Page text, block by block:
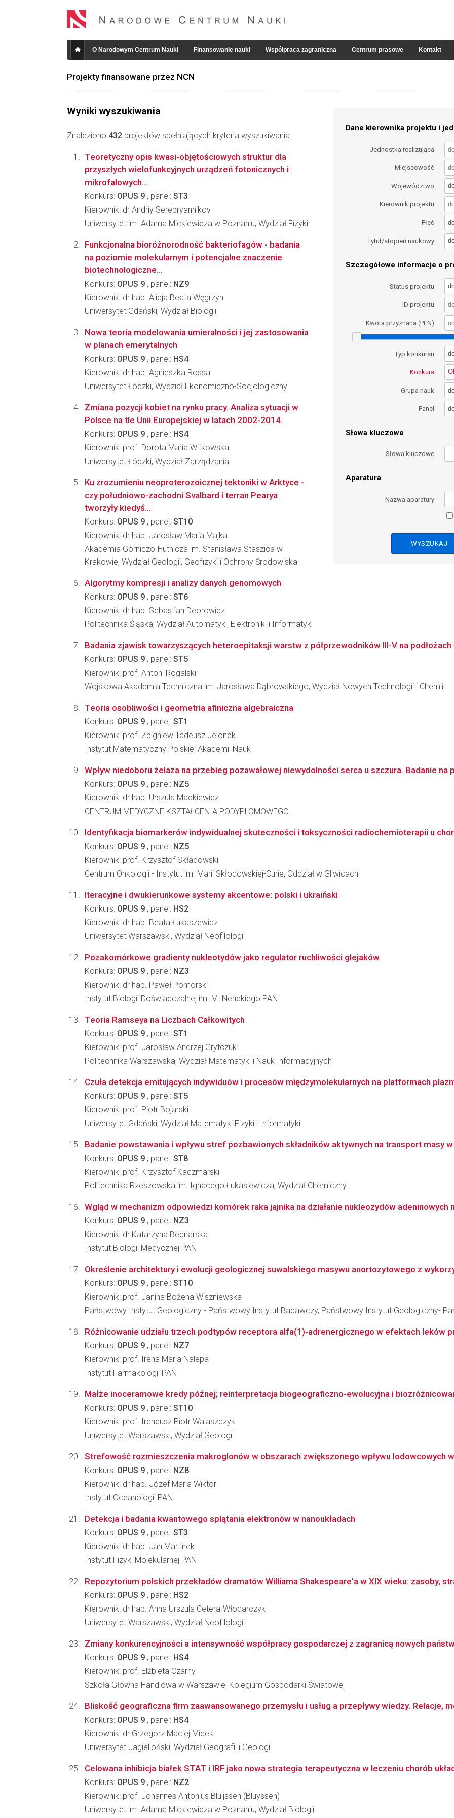
O Narodowym Centrum Nauki Finansowanie nauki Współpraca zagraniczna Centrum prasowe Kontakt
Projekty finansowane przez NCN
Wyniki wyszukiwania
Znaleziono 432 projektów spełniających kryteria wyszukiwania:
Dane kierownika projektu i
Jednostka realizująca
Miejscowość
Województwo
Kierownik projektu
Płeć
Tytuł/stopień naukowy
Szczegółowe informacje o
Status projektu
ID projektu
Kwota przyznana (PLN)
Typ konkursu
Konkurs
Grupa nauk
Panel
Słowa kluczowe
Słowa kluczowe
Aparatura
Nazwa aparatury
Teoretyczny opis kwasi-objętościowych struktur dla
przyszłych wielofunkcyjnych urządzeń fotonicznych i
mikrofalowych...
Konkurs: OPUS 9 , panel: ST3
Kierownik: dr Andriy Serebryannikov
Uniwersytet im. Adama Mickiewicza w Poznaniu, Wydział Fizyki
Funkcjonalna bioróżnorodność bakteriofagów - badania
na poziomie molekularnym i potencjalne znaczenie
biotechnologiczne...
Konkurs: OPUS 9 , panel: NZ9
Kierownik: dr hab. Alicja Beata Węgrzyn
Uniwersytet Gdański, Wydział Biologii
Nowa teoria modelowania umieralności i jej zastosowania
w planach emerytalnych
Konkurs: OPUS 9 , panel: HS4
Kierownik: dr hab. Agnieszka Rossa
Uniwersytet Łódzki, Wydział Ekonomiczno-Socjologiczny
Zmiana pozycji kobiet na rynku pracy. Analiza sytuacji w
Polsce na tle Unii Europejskiej w latach 2002-2014.
Konkurs: OPUS 9 , panel: HS4
Kierownik: prof. Dorota Maria Witkowska
Uniwersytet Łódzki, Wydział Zarządzania
Ku zrozumieniu neoproterozoicznej tektoniki w Arktyce -
czy południowo-zachodni Svalbard i terran Pearya
tworzyły kiedyś...
Konkurs: OPUS 9 , panel: ST10
Kierownik: dr hab. Jarosław Maria Majka
Akademia Górniczo-Hutnicza im. Stanisława Staszica w
Krakowie, Wydział Geologii, Geofizyki i Ochrony Środowiska
Algorytmy kompresji i analizy danych genomowych
Konkurs: OPUS 9 , panel: ST6
Kierownik: dr hab. Sebastian Deorowicz
Politechnika Śląska, Wydział Automatyki, Elektroniki i Informatyki
Badania zjawisk towarzyszących heteroepitaksji warstw z półprzewodników III-V na podłożach
Konkurs: OPUS 9 , panel: ST5
Kierownik: prof. Antoni Rogalski
Wojskowa Akademia Techniczna im. Jarosława Dąbrowskiego, Wydział Nowych Technologii i Chemii
Teoria osobliwości i geometria afiniczna algebraiczna
Konkurs: OPUS 9 , panel: ST1
Kierownik: prof. Zbigniew Tadeusz Jelonek
Instytut Matematyczny Polskiej Akademii Nauk
Wpływ niedoboru żelaza na przebieg pozawałowej niewydolności serca u szczura. Badanie na
Konkurs: OPUS 9 , panel: NZ5
Kierownik: dr hab. Urszula Mackiewicz
CENTRUM MEDYCZNE KSZTAŁCENIA PODYPLOMOWEGO
Identyfikacja biomarkerów indywidualnej skuteczności i toksyczności radiochemioterapii u
Konkurs: OPUS 9 , panel: NZ5
Kierownik: prof. Krzysztof Składowski
Centrum Onkologii - Instytut im. Marii Skłodowskiej-Curie, Oddział w Gliwicach
Iteracyjne i dwukierunkowe systemy akcentowe: polski i ukraiński
Konkurs: OPUS 9 , panel: HS2
Kierownik: dr hab. Beata Łukaszewicz
Uniwersytet Warszawski, Wydział Neofilologii
Pozakomórkowe gradienty nukleotydów jako regulator ruchliwości glejaków
Konkurs: OPUS 9 , panel: NZ3
Kierownik: dr hab. Paweł Pomorski
Instytut Biologii Doświadczalnej im. M. Nenckiego PAN
Teoria Ramseya na Liczbach Całkowitych
Konkurs: OPUS 9 , panel: ST1
Kierownik: prof. Jarosław Andrzej Grytczuk
Politechnika Warszawska, Wydział Matematyki i Nauk Informacyjnych
Czuła detekcja emitujących indywiduów i procesów międzymolekularnych na platformach
Konkurs: OPUS 9 , panel: ST5
Kierownik: prof. Piotr Bojarski
Uniwersytet Gdański, Wydział Matematyki Fizyki i Informatyki
Badanie powstawania i wpływu stref pozbawionych składników aktywnych na transport masy
Konkurs: OPUS 9 , panel: ST8
Kierownik: prof. Krzysztof Kaczmarski
Politechnika Rzeszowska im. Ignacego Łukasiewicza, Wydział Chemiczny
Wgląd w mechanizm odpowiedzi komórek raka jajnika na działanie nukleozydów
Konkurs: OPUS 9 , panel: NZ3
Kierownik: dr Katarzyna Bednarska
Instytut Biologii Medycznej PAN
Określenie architektury i ewolucji geologicznej suwalskiego masywu anortozytowego z
Konkurs: OPUS 9 , panel: ST10
Kierownik: prof. Janina Bożena Wiszniewska
Państwowy Instytut Geologiczny - Państwowy Instytut Badawczy, Państwowy Instytut Geologiczny-
Różnicowanie udziału trzech podtypów receptora alfa(1)-adrenergicznego w efektach leków
Konkurs: OPUS 9 , panel: NZ7
Kierownik: prof. Irena Maria Nalepa
Instytut Farmakologii PAN
Małże inoceramowe kredy późnej; reinterpretacja biogeograficzno-ewolucyjna i
Konkurs: OPUS 9 , panel: ST10
Kierownik: prof. Ireneusz Piotr Walaszczyk
Uniwersytet Warszawski, Wydział Geologii
Strefowość rozmieszczenia makroglonów w obszarach zwiększonego wpływu lodowcowych
Konkurs: OPUS 9 , panel: NZ8
Kierownik: dr hab. Józef Maria Wiktor
Instytut Oceanologii PAN
Detekcja i badania kwantowego splątania elektronów w nanoukładach
Konkurs: OPUS 9 , panel: ST3
Kierownik: dr hab. Jan Martinek
Instytut Fizyki Molekularnej PAN
Repozytorium polskich przekładów dramatów Williama Shakespeare'a w XIX wieku: zasoby,
Konkurs: OPUS 9 , panel: HS2
Kierownik: dr hab. Anna Urszula Cetera-Włodarczyk
Uniwersytet Warszawski, Wydział Neofilologii
Zmiany konkurencyjności a intensywność współpracy gospodarczej z zagranicą nowych
Konkurs: OPUS 9 , panel: HS4
Kierownik: prof. Elżbieta Czarny
Szkoła Główna Handlowa w Warszawie, Kolegium Gospodarki Światowej
Bliskość geograficzna firm zaawansowanego przemysłu i usług a przepływy wiedzy. Relacje,
Konkurs: OPUS 9 , panel: HS4
Kierownik: dr Grzegorz Maciej Micek
Uniwersytet Jagielloński, Wydział Geografii i Geologii
Celowana inhibicja białek STAT i IRF jako nowa strategia terapeutyczna w leczeniu chorób
Konkurs: OPUS 9 , panel: NZ2
Kierownik: prof. Johannes Antonius Bluijssen (Bluyssen)
Uniwersytet im. Adama Mickiewicza w Poznaniu, Wydział Biologii